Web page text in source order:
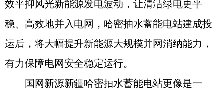
效平抑风光新能源发电波动，让清洁绿电更平
稳、高效地并入电网，哈密抽水蓄能电站建成投
运后，将大幅提升新能源大规模并网消纳能力，
有力保障电网安全稳定运行。
国网新源新疆哈密抽水蓄能电站更像是一